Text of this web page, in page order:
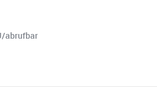
abrufbar